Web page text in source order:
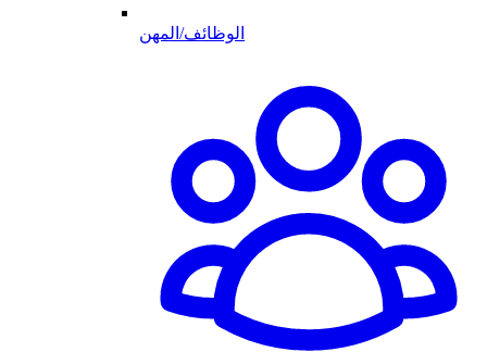
الوظائف/المهن